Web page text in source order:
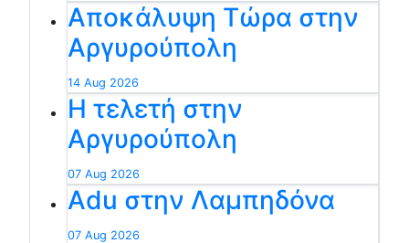
Αποκάλυψη Τώρα στην
Αργυρούπολη
14 Aug 2026
Η τελετή στην
Αργυρούπολη
07 Aug 2026
Adu στην Λαμπηδόνα
07 Aug 2026